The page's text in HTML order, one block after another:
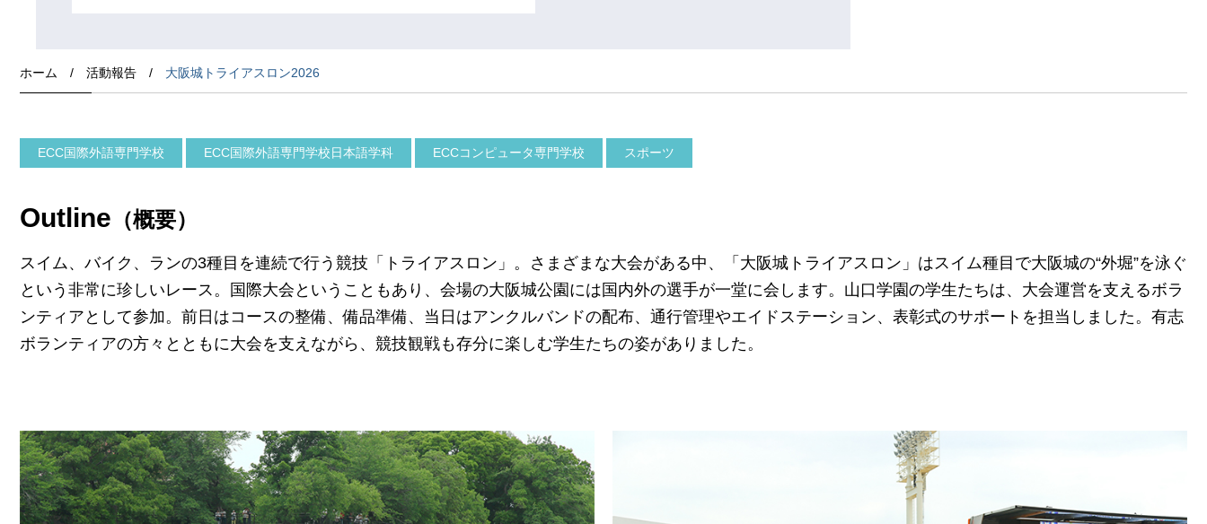
ホーム / 活動報告 / 大阪城トライアスロン2026
ECC国際外語専門学校 ECC国際外語専門学校日本語学科 ECCコンピュータ専門学校 スポーツ
Outline （概要）
スイム、バイク、ランの3種目を連続で行う競技「トライアスロン」。さまざまな大会がある中、「大阪城トライアスロン」はスイム種目で大阪城の“外堀”を泳ぐ
という非常に珍しいレース。国際大会ということもあり、会場の大阪城公園には国内外の選手が一堂に会します。山口学園の学生たちは、大会運営を支えるボラ
ンティアとして参加。前日はコースの整備、備品準備、当日はアンクルバンドの配布、通行管理やエイドステーション、表彰式のサポートを担当しました。有志
ボランティアの方々とともに大会を支えながら、競技観戦も存分に楽しむ学生たちの姿がありました。